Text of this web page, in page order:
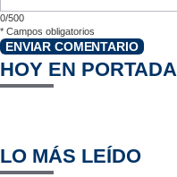
0/500
* Campos obligatorios
ENVIAR COMENTARIO
HOY EN PORTADA
LO MÁS LEÍDO